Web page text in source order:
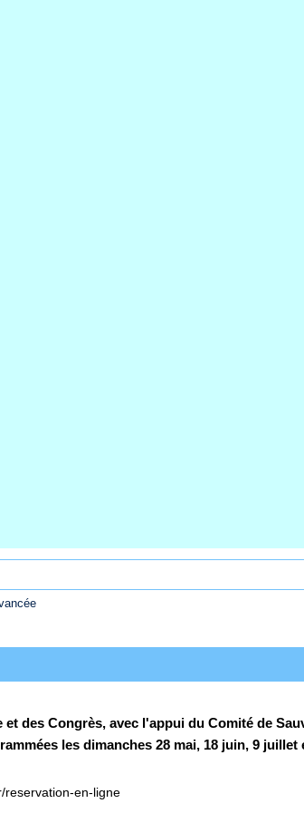
des Congrès, avec l'appui du Comité de
les dimanches 28 mai, 18 juin, 9 juillet
reservation-en-ligne